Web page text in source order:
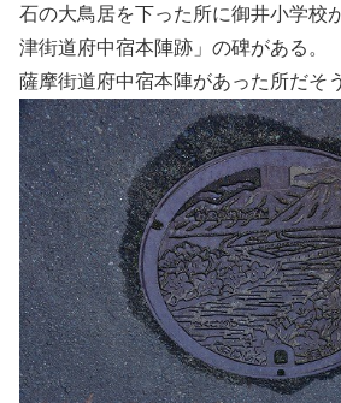
石の大鳥居を下った所に御井小学校
津街道府中宿本陣跡」の碑がある。
薩摩街道府中宿本陣があった所だそ